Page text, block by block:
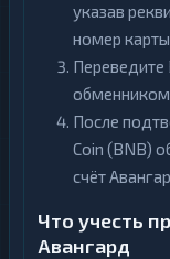
указав
номер
Переведите
обменником
После
Coin (BNB)
счёт
Что учесть
Авангард